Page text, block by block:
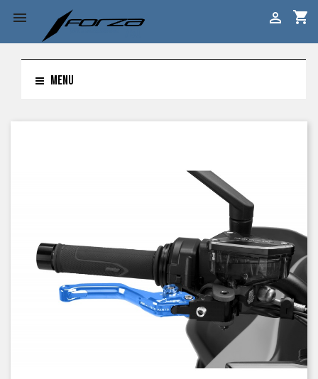
 shopping_cart

MENU